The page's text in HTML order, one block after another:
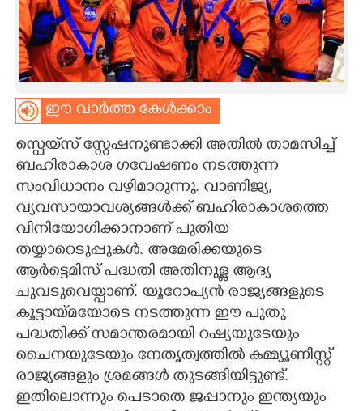
INFO+
ART
ASTRO
CARTOONS
LITERATURE
ZOOM
CONTACT US
ഈ വാർത്ത കേൾക്കാം
സ്പെയ്സ് സ്റ്റേഷനുണ്ടാക്കി അതിൽ താമസിച്ച്
ബഹിരാകാശ ഗവേഷണം നടത്തുന്ന
സംവിധാനം വഴിമാറുന്നു. വാണിജ്യ,
വ്യവസായാവശ്യങ്ങൾക്ക് ബഹിരാകാശത്തെ
വിനിയോഗിക്കാനാണ് പുതിയ
തയ്യാറെടുപ്പുകൾ. അമേരിക്കയുടെ
ആർട്ടെമിസ് പദ്ധതി അതിനുള്ള ആദ്യ
ചുവടുവെയ്പാണ്. യൂറോപ്യൻ രാജ്യങ്ങളുടെ
കൂട്ടായ്മയോടെ നടത്തുന്ന ഈ പുതു
പദ്ധതിക്ക് സമാന്തരമായി റഷ്യയുടേയും
ചെെനയുടേയും നേതൃത്വത്തിൽ കമ്മ്യൂണിസ്റ്റ്
രാജ്യങ്ങളും ശ്രമങ്ങൾ തുടങ്ങിയിട്ടുണ്ട്.
ഇതിലൊന്നും പെടാതെ ജപ്പാനും ഇന്ത്യയും